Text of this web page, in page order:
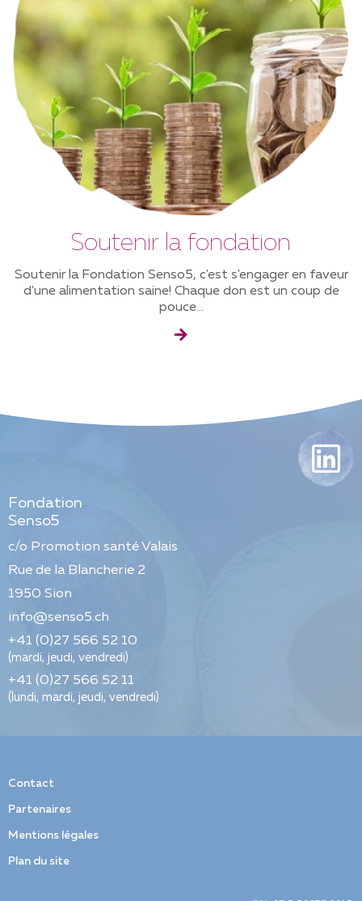
Soutenir la fondation
Soutenir la Fondation Senso5, c'est s'engager en faveur
d'une alimentation saine! Chaque don est un coup de
pouce...
Fondation
Senso5
c/o Promotion santé Valais
Rue de la Blancherie 2
1950 Sion
info@senso5.ch
+41 (0)27 566 52 10
(mardi, jeudi, vendredi)
+41 (0)27 566 52 11
(lundi, mardi, jeudi, vendredi)
Contact
Partenaires
Mentions légales
Plan du site